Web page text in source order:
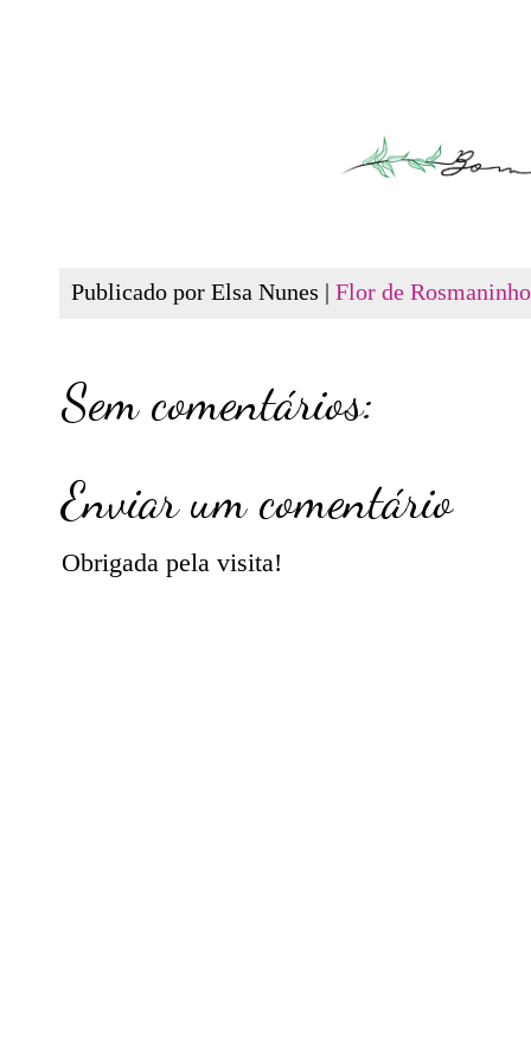
Publicado por Elsa Nunes | Flor de
Sem comentários:
Enviar um comentário
Obrigada pela visita!